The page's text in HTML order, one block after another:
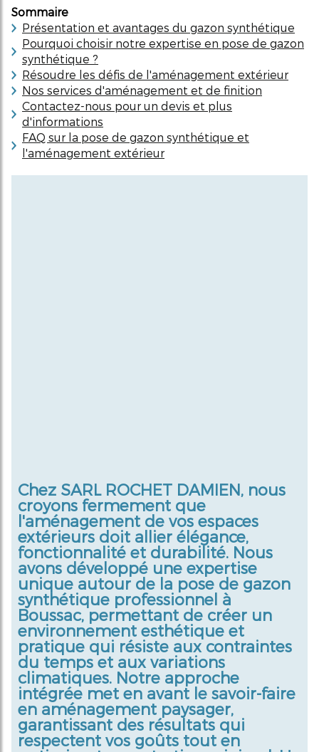
Sommaire
Présentation et avantages du gazon synthétique
Pourquoi choisir notre expertise en pose de gazon
synthétique ?
Résoudre les défis de l'aménagement extérieur
Nos services d'aménagement et de finition
Contactez-nous pour un devis et plus
d'informations
FAQ sur la pose de gazon synthétique et
l'aménagement extérieur
Chez SARL ROCHET DAMIEN, nous
croyons fermement que
l'aménagement de vos espaces
extérieurs doit allier élégance,
fonctionnalité et durabilité. Nous
avons développé une expertise
unique autour de la pose de gazon
synthétique professionnel à
Boussac, permettant de créer un
environnement esthétique et
pratique qui résiste aux contraintes
du temps et aux variations
climatiques. Notre approche
intégrée met en avant le savoir-faire
en aménagement paysager,
garantissant des résultats qui
respectent vos goûts tout en